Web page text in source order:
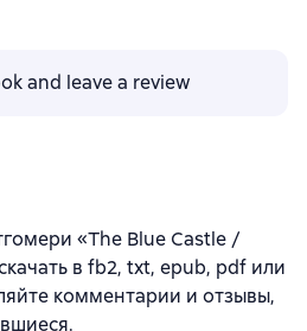
and leave a review
«The Blue Castle /
в fb2, txt, epub, pdf или
комментарии и отзывы,